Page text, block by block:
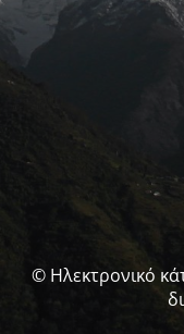
© Ηλεκτρονικό